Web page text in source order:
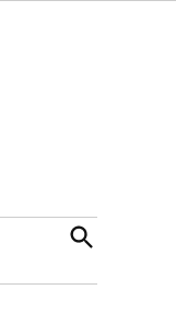
Open
Search